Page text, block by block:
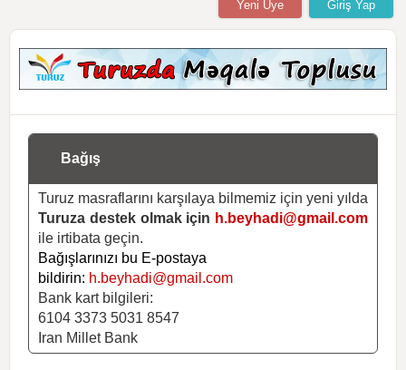
Giriş Yap
Yeni Üye
Bağış
Turuz masraflarını karşılaya bilmemiz için yeni yılda
Turuza destek olmak için h.beyhadi@gmail.com
ile irtibata geçin.
Bağışlarınızı bu E-postaya
bildirin: h.beyhadi@gmail.com
Bank kart bilgileri:
6104 3373 5031 8547
Iran Millet Bank